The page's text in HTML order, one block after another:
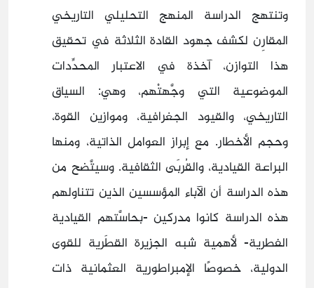
وتنتهج الدراسة المنهج التحليلي التاريخي
المقارِن لكشف جهود القادة الثلاثة في تحقيق
هذا التوازن، آخذة في الاعتبار المحدِّدات
الموضوعية التي وجَّهتْهم، وهي: السياق
التاريخي، والقيود الجغرافية، وموازين القوة،
وحجم الأخطار. مع إبراز العوامل الذاتية، ومنها
البراعة القيادية، والقُربَى الثقافية. وسيتَّضح من
هذه الدراسة أن الآباء المؤسسين الذين تتناولهم
هذه الدراسة كانوا مدركين -بحاسَّتهم القيادية
الفطرية- لأهمية شبه الجزيرة القطَرية للقوى
الدولية، خصوصًا الإمبراطورية العثمانية ذات